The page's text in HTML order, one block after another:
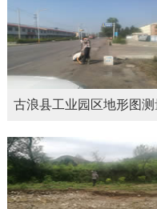
古浪县工业园区地形图测